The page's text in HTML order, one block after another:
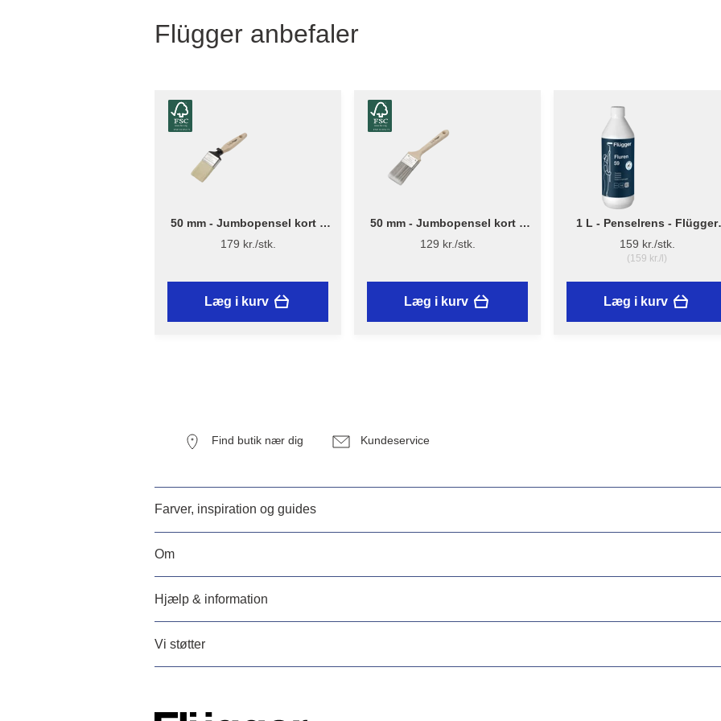
Flügger anbefaler
50 mm - Jumbopensel kort –
Flügger Excellence Series
179 kr./stk.
Læg i kurv
50 mm - Jumbopensel kort –
Flügger Pro Series
129 kr./stk.
Læg i kurv
1 L - Penselrens - Flügger
Fluren 59
159 kr./stk.
(159 kr./l)
Læg i kurv
Find butik nær dig Kundeservice
Farver, inspiration og guides
Om
Hjælp & information
Vi støtter